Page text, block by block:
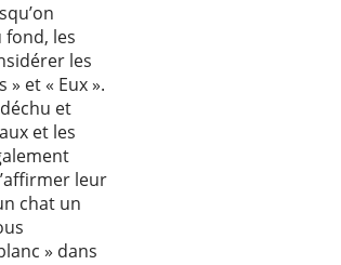
fond, les
les
et « Eux ».
et
et les
leur
chat un
» dans